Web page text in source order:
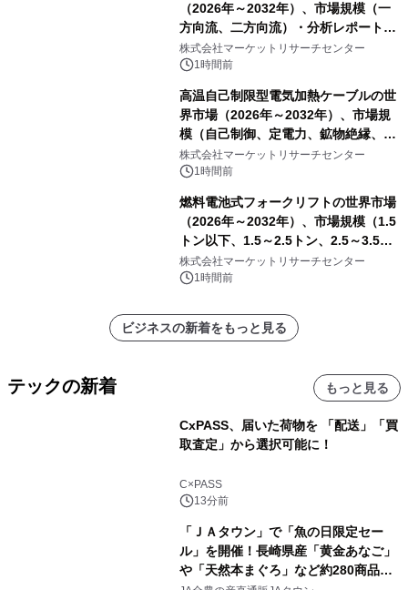
（2026年～2032年）、市場規模（一
方向流、二方向流）・分析レポートを
発表
株式会社マーケットリサーチセンター
1時間前
高温自己制限型電気加熱ケーブルの世
界市場（2026年～2032年）、市場規
模（自己制御、定電力、鉱物絶縁、表
皮効果）・分析レポートを発表
株式会社マーケットリサーチセンター
1時間前
燃料電池式フォークリフトの世界市場
（2026年～2032年）、市場規模（1.5
トン以下、1.5～2.5トン、2.5～3.5ト
ン、3.5～5.0トン、その他）・分析レ
ポートを発表
株式会社マーケットリサーチセンター
1時間前
ビジネスの新着をもっと見る
テックの新着 もっと見る
CxPASS、届いた荷物を 「配送」「買
取査定」から選択可能に！
C×PASS
13分前
「ＪＡタウン」で「魚の日限定セー
ル」を開催！長崎県産「黄金あなご」
や「天然本まぐろ」など約280商品を